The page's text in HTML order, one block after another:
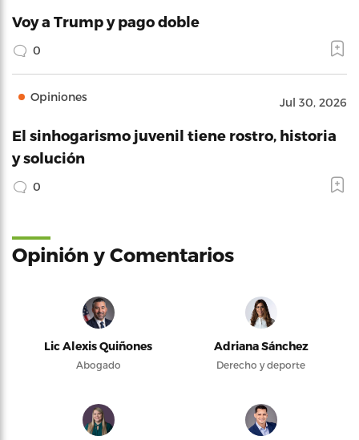
Voy a Trump y pago doble
0
Opiniones Jul 30, 2026
El sinhogarismo juvenil tiene rostro, historia
y solución
0
Opinión y Comentarios
Lic Alexis Quiñones
Abogado
Adriana Sánchez
Derecho y deporte